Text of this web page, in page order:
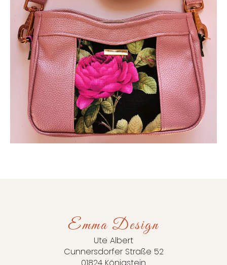
Emma Design
Ute Albert
Cunnersdorfer Straße 52